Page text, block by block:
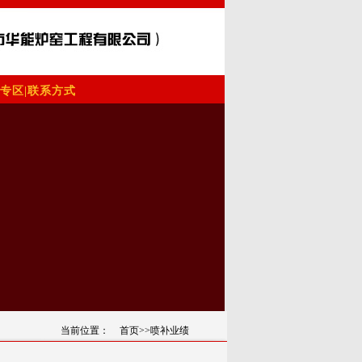
区 联系方式
当前位置： 首页>>喷补业绩